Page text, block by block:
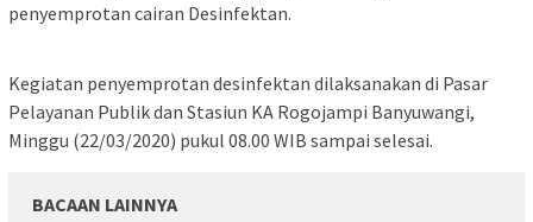
penyemprotan cairan Desinfektan.
Kegiatan penyemprotan desinfektan dilaksanakan di Pasar
Pelayanan Publik dan Stasiun KA Rogojampi Banyuwangi,
Minggu (22/03/2020) pukul 08.00 WIB sampai selesai.
BACAAN LAINNYA